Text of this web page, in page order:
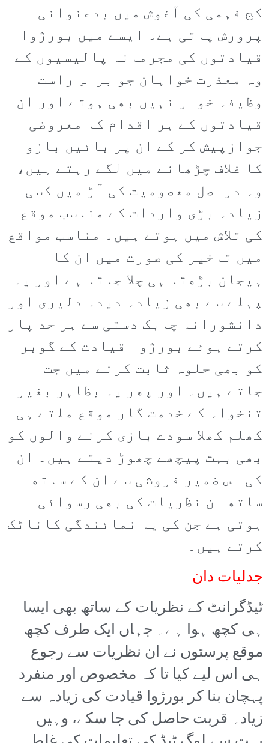
کج فہمی کی آغوش میں بدعنوانی
پرورش پاتی ہے۔ ایسے میں بورژوا
قیادتوں کی مجرمانہ پالیسیوں کے
وہ معذرت خواہان جو براہِ راست
وظیفہ خوار نہیں بھی ہوتے اور ان
قیادتوں کے ہر اقدام کا معروضی
جوازپیش کر کے ان پر بائیں بازو
کا غلاف چڑھانے میں لگے رہتے ہیں،
وہ دراصل معصومیت کی آڑ میں کسی
زیادہ بڑی واردات کے مناسب موقع
کی تلاش میں ہوتے ہیں۔ مناسب مواقع
میں تاخیر کی صورت میں ان کا
ہیجان بڑھتا ہی چلا جاتا ہے اور یہ
پہلے سے بھی زیادہ دیدہ دلیری اور
دانشورانہ چابک دستی سے ہر حد پار
کرتے ہوئے بورژوا قیادت کے گوبر
کو بھی حلوہ ثابت کرنے میں جت
جاتے ہیں۔ اور پھر یہ بظاہر بغیر
تنخواہ کے خدمت گار موقع ملتے ہی
کھلم کھلا سودے بازی کرنے والوں کو
بھی بہت پیچھے چھوڑ دیتے ہیں۔ ان
کی اس ضمیر فروشی سے ان کے ساتھ
ساتھ ان نظریات کی بھی رسوائی
ہوتی ہے جن کی یہ نمائندگی کاناٹک
کرتے ہیں۔
جدلیات دان
ٹیڈگرانٹ کے نظریات کے ساتھ بھی ایسا
ہی کچھ ہوا ہے۔ جہاں ایک طرف کچھ
موقع پرستوں نے ان نظریات سے رجوع
ہی اس لیے کیا تا کہ مخصوص اور منفرد
پہچان بنا کر بورژوا قیادت کی زیادہ سے
زیادہ قربت حاصل کی جا سکے، وہیں